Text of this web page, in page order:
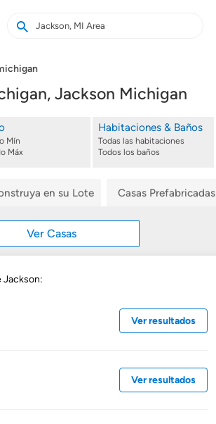
Buscar
casas
Buscar
Jackson Michigan
Mín
Máx
Habitaciones & Baños
Todas las habitaciones
Todos los baños
en su Lote Casas Prefabricadas
Ver Casas
Jackson:
Ver resultados
Ver resultados